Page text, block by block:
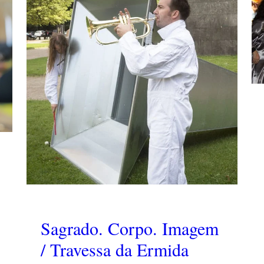
Sagrado. Corpo. Imagem
/ Travessa da Ermida